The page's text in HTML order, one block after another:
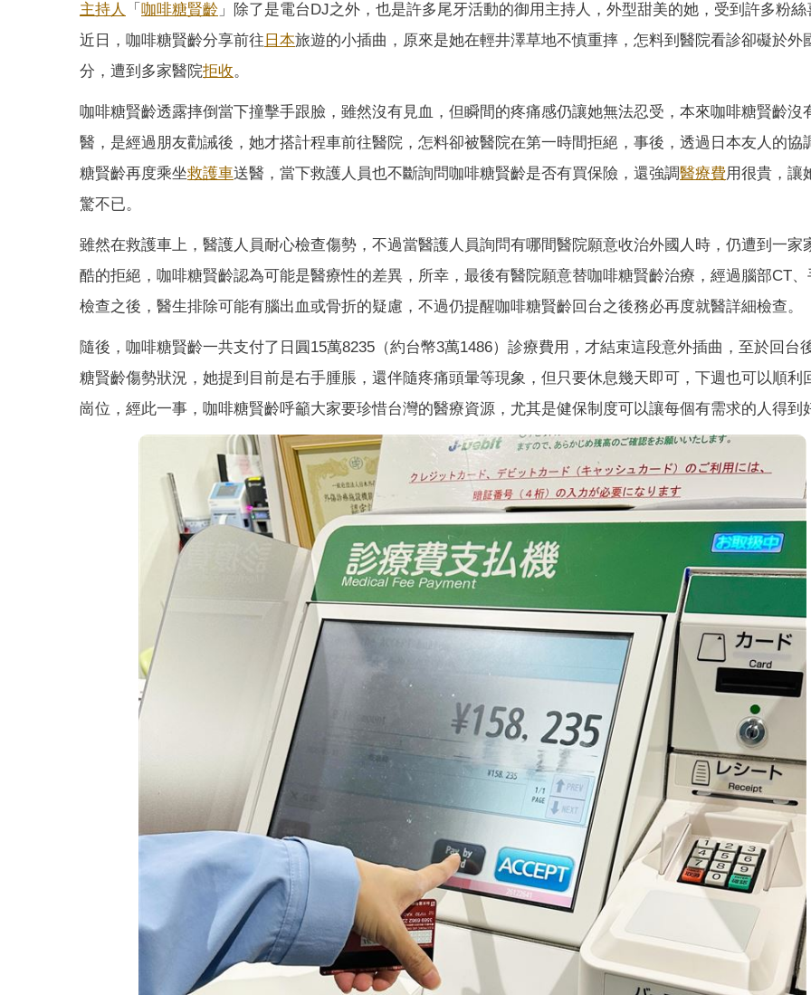
主持人 「 咖啡糖賢齡 」除了是電台DJ之外，也是許多尾牙活動的御用主持人，外型甜美的她，受到許多粉絲
近日，咖啡糖賢齡分享前往 日本旅遊的小插曲，原來是她在輕井澤草地不慎重摔，怎料到醫院看診卻礙於外
分，遭到多家醫院拒收。
咖啡糖賢齡透露摔倒當下撞擊手跟臉，雖然沒有見血，但瞬間的疼痛感仍讓她無法忍受，本來咖啡糖賢齡沒
醫，是經過朋友勸誡後，她才搭計程車前往醫院，怎料卻被醫院在第一時間拒絕，事後，透過日本友人的協
糖賢齡再度乘坐救護車送醫，當下救護人員也不斷詢問咖啡糖賢齡是否有買保險，還強調醫療費用很貴，讓
驚不已。
雖然在救護車上，醫護人員耐心檢查傷勢，不過當醫護人員詢問有哪間醫院願意收治外國人時，仍遭到一家
酷的拒絕，咖啡糖賢齡認為可能是醫療性的差異，所幸，最後有醫院願意替咖啡糖賢齡治療，經過腦部CT
檢查之後，醫生排除可能有腦出血或骨折的疑慮，不過仍提醒咖啡糖賢齡回台之後務必再度就醫詳細檢查。
隨後，咖啡糖賢齡一共支付了日圓15萬8235（約台幣3萬1486）診療費用，才結束這段意外插曲，至於回台
糖賢齡傷勢狀況，她提到目前是右手腫脹，還伴隨疼痛頭暈等現象，但只要休息幾天即可，下週也可以順利
崗位，經此一事，咖啡糖賢齡呼籲大家要珍惜台灣的醫療資源，尤其是健保制度可以讓每個有需求的人得到